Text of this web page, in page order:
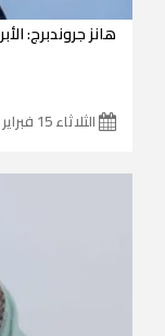
هانز جروندبرج:
الثلاثاء 15 فبراير 2022 23:30:38